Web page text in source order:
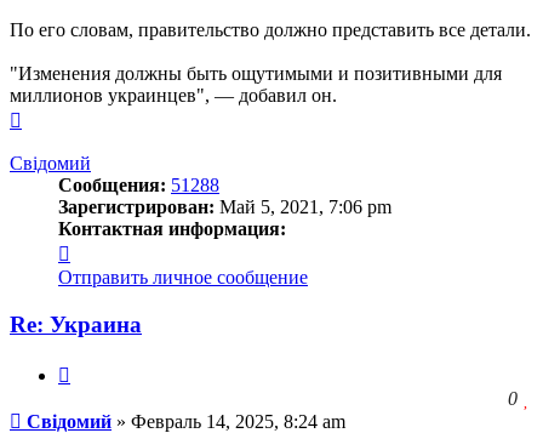
По его словам, правительство должно представить все детали.
"Изменения должны быть ощутимыми и позитивными для
миллионов украинцев", — добавил он.
началу
Свідомий
Сообщения: 51288
Зарегистрирован: Май 5, 2021, 7:06 pm
Контактная информация:
информация
пользователя
Отправить личное сообщение
Re: Украина
0
Сообщение
Свідомий » Февраль 14, 2025, 8:24 am